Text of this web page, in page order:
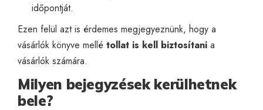
időpontját.
Ezen felül azt is érdemes megjegyeznünk, hogy a
vásárlók könyve mellé tollat is kell biztosítani a
vásárlók számára.
Milyen bejegyzések kerülhetnek
bele?